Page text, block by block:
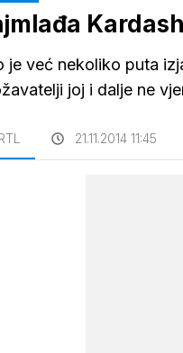
je već nekoliko puta
joj i dalje ne
21.11.2014 11:45